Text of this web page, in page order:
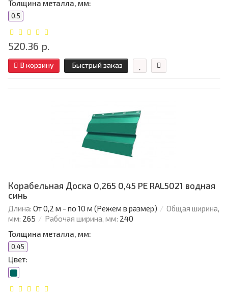
Толщина металла, мм:
0.5
520.36 р.
В корзину Быстрый заказ
Корабельная Доска 0,265 0,45 PE RAL5021 водная
синь
Длина: От 0,2 м - по 10 м (Режем в размер)
Общая ширина,
мм: 265 Рабочая ширина, мм: 240
Толщина металла, мм:
0.45
Цвет: